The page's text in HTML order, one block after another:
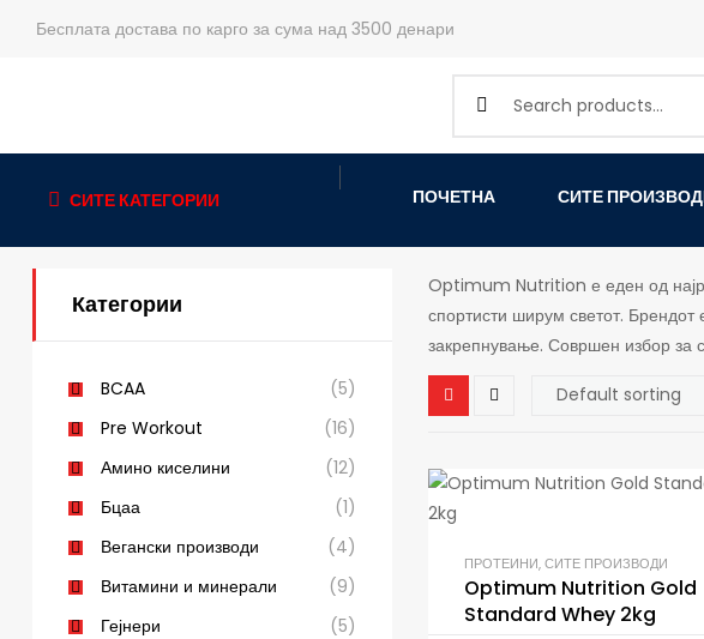
Бесплата достава по карго за сума над 3500 денари
СИТЕ КАТЕГОРИИ ПОЧЕТНА СИТЕ
Optimum Nutrition е еден од
спортисти ширум светот.
закрепнување. Совршен избор за
ПРОТЕИНИ,СИТЕ ПРОИЗВОДИ
Optimum Nutrition Gold
Standard Whey 2kg
Категории
BCAA
(5)
Pre Workout
(16)
Амино киселини
(12)
Бцаа
(1)
Вегански производи
(4)
Витамини и минерали
(9)
Гејнери
(5)